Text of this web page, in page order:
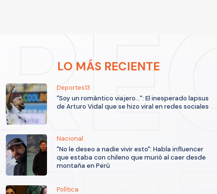
LO MÁS RECIENTE
Deportes13
"Soy un romántico viajero...": El inesperado lapsus
de Arturo Vidal que se hizo viral en redes sociales
Nacional
"No le deseo a nadie vivir esto": Habla influencer
que estaba con chileno que murió al caer desde
montaña en Perú
Política